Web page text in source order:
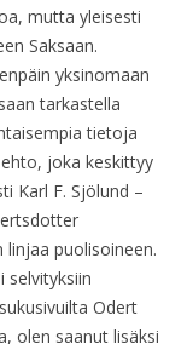
mutta yleisesti
Saksaan.
yksinomaan
tarkastella
tietoja
joka keskittyy
Karl F. Sjölund –
linjaa puolisoineen.
selvityksiin
Odert
olen saanut lisäksi